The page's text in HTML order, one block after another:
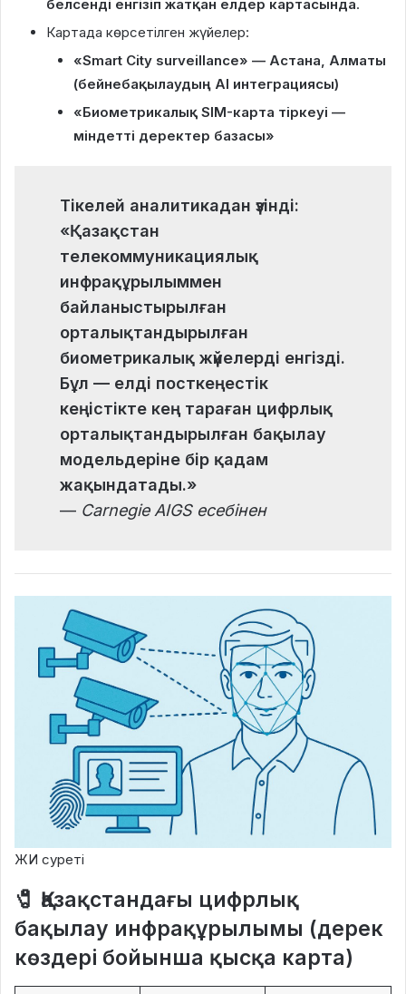
белсенді енгізіп жатқан елдер картасында.
Картада көрсетілген жүйелер:
«Smart City surveillance» — Астана, Алматы
(бейнебақылаудың AI интеграциясы)
«Биометрикалық SIM-карта тіркеуі —
міндетті деректер базасы»
Тікелей аналитикадан үзінді:
«Қазақстан
телекоммуникациялық
инфрақұрылыммен
байланыстырылған
орталықтандырылған
биометрикалық жүйелерді енгізді.
Бұл — елді посткеңестік
кеңістікте кең тараған цифрлық
орталықтандырылған бақылау
модельдеріне бір қадам
жақындатады.»
— Carnegie AIGS есебінен
ЖИ суреті
🧷 Қазақстандағы цифрлық
бақылау инфрақұрылымы (дерек
көздері бойынша қысқа карта)